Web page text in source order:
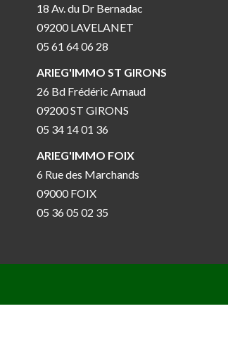
18 Av. du Dr Bernadac
09200 LAVELANET
05 61 64 06 28
ARIEG'IMMO ST GIRONS
26 Bd Frédéric Arnaud
09200 ST GIRONS
05 34 14 01 36
ARIEG'IMMO FOIX
6 Rue des Marchands
09000 FOIX
05 36 05 02 35